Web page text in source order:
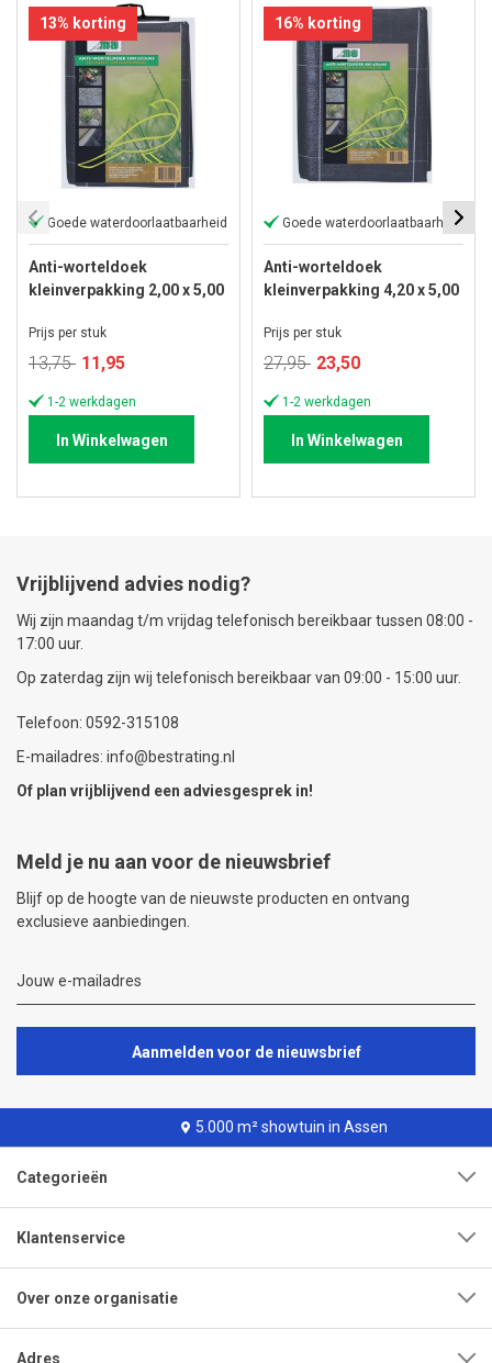
13% korting
Goede waterdoorlaatbaarheid
Anti-worteldoek
kleinverpakking 2,00 x 5,00
Prijs per stuk
13,75 Speciale
11,95
1-2 werkdagen
In Winkelwagen
16% korting
Goede waterdoorlaatbaarheid
Anti-worteldoek
kleinverpakking 4,20 x 5,00
Prijs per stuk
27,95 Speciale
23,50
1-2 werkdagen
In Winkelwagen
Vrijblijvend advies nodig?
Wij zijn maandag t/m vrijdag telefonisch bereikbaar tussen 08:00 -
17:00 uur.
Op zaterdag zijn wij telefonisch bereikbaar van 09:00 - 15:00 uur.
Telefoon: 0592-315108
E-mailadres: info@bestrating.nl
Of plan vrijblijvend een adviesgesprek in!
Meld je nu aan voor de nieuwsbrief
Blijf op de hoogte van de nieuwste producten en ontvang
exclusieve aanbiedingen.
Aanmelden voor de nieuwsbrief
5.000 m² showtuin in Assen
Categorieën
Klantenservice
Over onze organisatie
Adres